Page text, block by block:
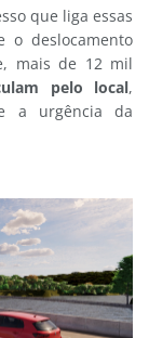
que liga essas
o deslocamento
mais de 12 mil
pelo local,
a urgência da